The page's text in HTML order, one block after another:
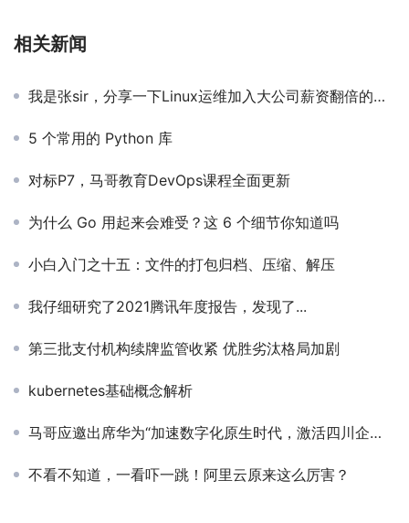
相关新闻
我是张sir，分享一下Linux运维加入大公司薪资翻倍的秘诀
5 个常用的 Python 库
对标P7，马哥教育DevOps课程全面更新
为什么 Go 用起来会难受？这 6 个细节你知道吗
小白入门之十五：文件的打包归档、压缩、解压
我仔细研究了2021腾讯年度报告，发现了...
第三批支付机构续牌监管收紧 优胜劣汰格局加剧
kubernetes基础概念解析
马哥应邀出席华为“加速数字化原生时代，激活四川企业创新发展”专题培训会
不看不知道，一看吓一跳！阿里云原来这么厉害？